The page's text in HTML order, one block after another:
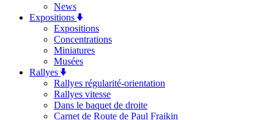
News
Expositions
Expositions
Concentrations
Miniatures
Musées
Rallyes
Rallyes régularité-orientation
Rallyes vitesse
Dans le baquet de droite
Carnet de Route de Paul Fraikin